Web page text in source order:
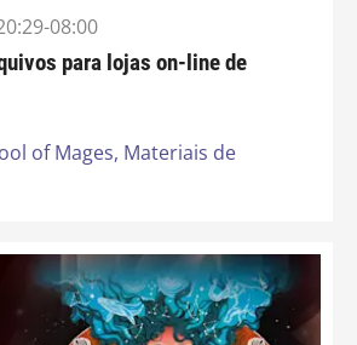
08:00
para lojas on-line de
of Mages, Materiais de